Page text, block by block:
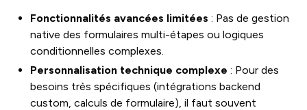
Fonctionnalités avancées limitées : Pas de gestion
native des formulaires multi-étapes ou logiques
conditionnelles complexes.
Personnalisation technique complexe : Pour des
besoins très spécifiques (intégrations backend
custom, calculs de formulaire), il faut souvent